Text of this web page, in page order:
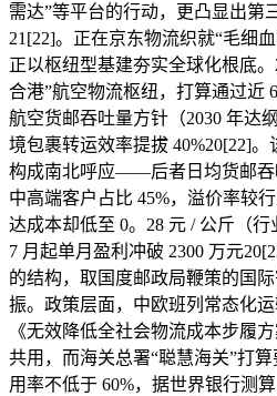
需达”等平台的行动，更凸显出第
21[22]。正在京东物流织就“毛细
正以枢纽型基建夯实全球化根底
合港”航空物流枢纽，打算通过近
航空货邮吞吐量方针（2030 年达
境包裹转运效率提拔 40%20[22]
构成南北呼应——后者日均货邮吞
中高端客户占比 45%，溢价率较
达成本却低至 0。28 元 / 公斤（行
7 月起单月盈利冲破 2300 万元
的结构，取国度邮政局鞭策的国
振。政策层面，中欧班列常态化运
《无效降低全社会物流成本步履
共用，而海关总署“聪慧海关”打算
用率不低于 60%，据世界银行测